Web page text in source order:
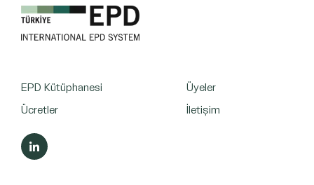
EPD Kütüphanesi
Üyeler
Ücretler
İletişim